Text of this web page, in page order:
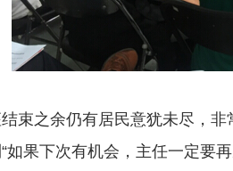
之余仍有居民意犹未尽，非
如果下次有机会，主任一定要